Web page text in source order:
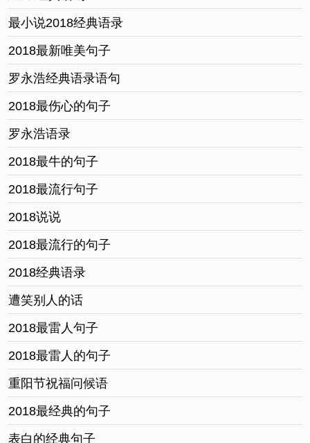
最小说2018经典语录
2018最新唯美句子
罗永浩经典语录语句
2018最伤心的句子
罗永浩语录
2018最牛的句子
2018最流行句子
2018说说
2018最流行的句子
2018经典语录
遭笑别人的话
2018最雷人句子
2018最雷人的句子
重阳节祝福问候语
2018最经典的句子
表白的经典句子